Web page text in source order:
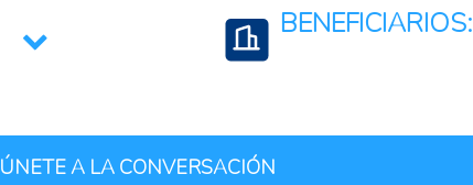
BENEFICIARIOS:
Cadena de valor
Comunidades rurales
ÚNETE A LA CONVERSACIÓN